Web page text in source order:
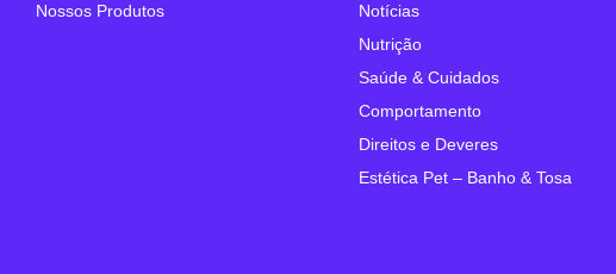
Nossos Produtos
Notícias
Nutrição
Saúde & Cuidados
Comportamento
Direitos e Deveres
Estética Pet – Banho & Tosa